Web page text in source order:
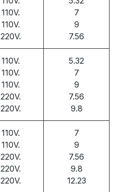
110V.
110V.
220V.
7
9
7.56
110V.
110V.
110V.
220V.
220V.
5.32
7
9
7.56
9.8
110V.
110V.
220V.
220V.
220V.
7
9
7.56
9.8
12.23